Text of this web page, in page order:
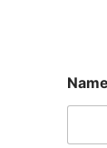
Name